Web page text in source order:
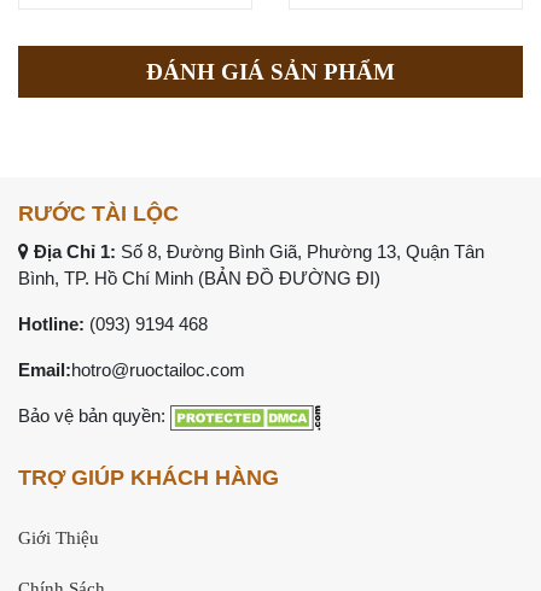
ĐÁNH GIÁ SẢN PHẨM
RƯỚC TÀI LỘC
Địa Chỉ 1: Số 8, Đường Bình Giã, Phường 13, Quận Tân
Bình, TP. Hồ Chí Minh (BẢN ĐỒ ĐƯỜNG ĐI)
Hotline: (093) 9194 468
Email:hotro@ruoctailoc.com
Bảo vệ bản quyền:
TRỢ GIÚP KHÁCH HÀNG
Giới Thiệu